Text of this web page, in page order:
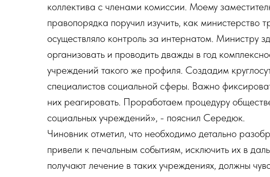
коллектива с членами комиссии. Моему
правопорядка поручил изучить, как министерство
осуществляло контроль за интернатом. Министру
организовать и проводить дважды в год
учреждений такого же профиля. Создадим
специалистов социальной сферы. Важно
них реагировать. Проработаем процедуру
социальных учреждений», - пояснил Середюк.
Чиновник отметил, что необходимо детально
привели к печальным событиям, исключить их в
получают лечение в таких учреждениях, должны